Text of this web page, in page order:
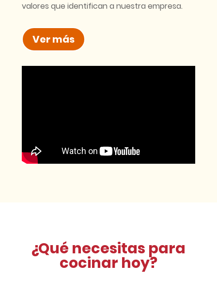
valores que identifican a nuestra empresa.
Ver más
¿Qué necesitas para
cocinar hoy?